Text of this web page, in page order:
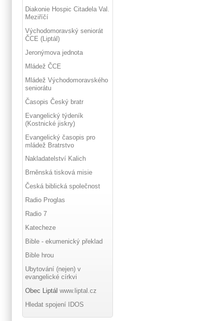
Diakonie Hospic Citadela Val.
Meziříčí
Východomoravský seniorát
ČCE (Liptál)
Jeronýmova jednota
Mládež ČCE
Mládež Východomoravského
seniorátu
Časopis Český bratr
Evangelický týdeník
(Kostnické jiskry)
Evangelický časopis pro
mládež Bratrstvo
Nakladatelství Kalich
Brněnská tisková misie
Česká biblická společnost
Radio Proglas
Radio 7
Katecheze
Bible - ekumenický překlad
Bible hrou
Ubytování (nejen) v
evangelické církvi
Obec Liptál www.liptal.cz
Hledat spojení IDOS